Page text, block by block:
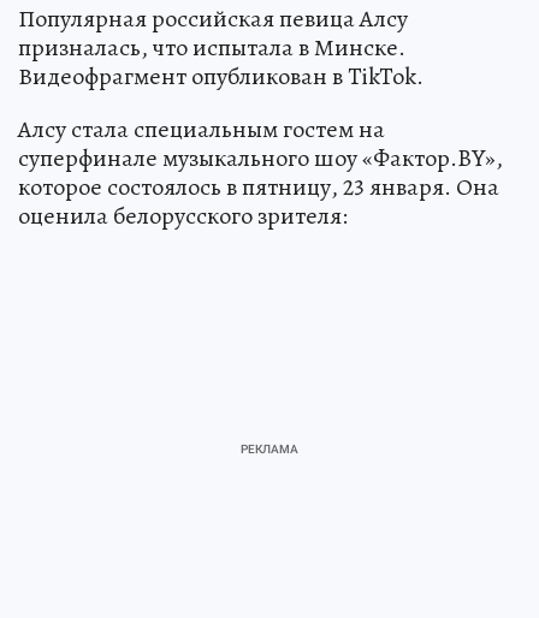
Популярная российская певица Алсу
призналась, что испытала в Минске.
Видеофрагмент опубликован в TikTok.
Алсу стала специальным гостем на
суперфинале музыкального шоу «Фактор.BY»,
которое состоялось в пятницу, 23 января. Она
оценила белорусского зрителя: